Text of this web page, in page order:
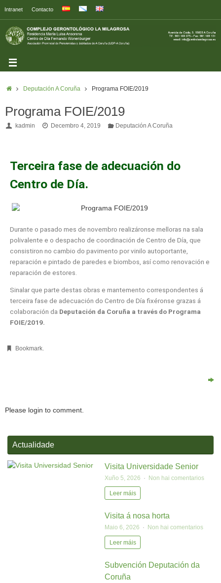
Intranet Contacto
Deputación A Coruña Programa FOIE/2019
Programa FOIE/2019
kadmin Decembro 4, 2019 Deputación A Coruña
Terceira fase de adecuación do
Centro de Día.
Durante o pasado mes de novembro realizáronse melloras na sala
polivalente e o despacho de coordinación de Centro de Día, que
consistiron no cambio do pavimento por vinilo autoportante,
reparación e pintado de paredes e biombos, así como renovación e
reparación de estores.
Sinalar que parte destas obras e mantemento correspondentes á
terceira fase de adecuación do Centro de Día fixéronse grazas á
colaboración da Deputación da Coruña a través do Programa
FOIE/2019.
Bookmark.
Please login to comment.
Actualidade
Visita Universidade Senior
Xuño 5, 2026 Non hai comentarios
Leer máis
Visita á nosa horta
Maio 6, 2026 Non hai comentarios
Leer máis
Subvención Deputación da
Coruña